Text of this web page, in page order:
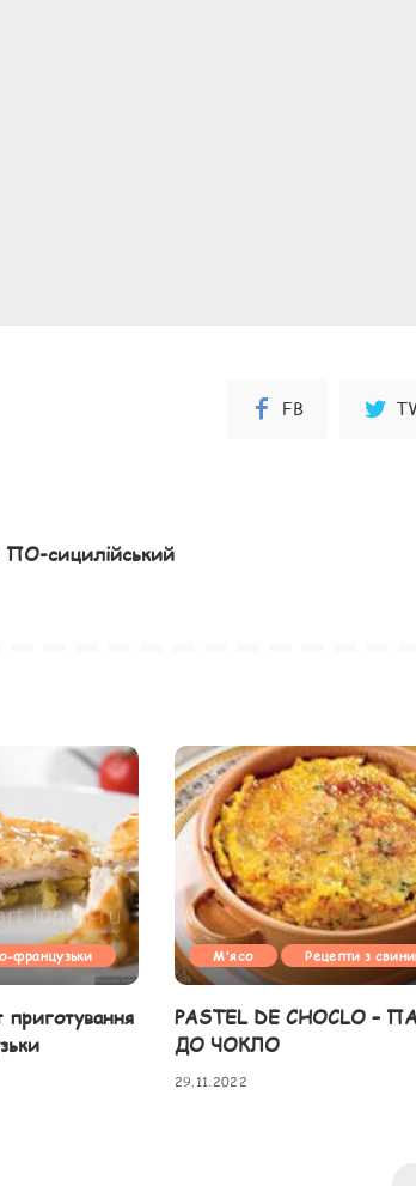
FB
сицилійський
французьки М'ясо Рецепти з
PASTEL DE CHOCLO –
ДО ЧОКЛО
29.11.2022